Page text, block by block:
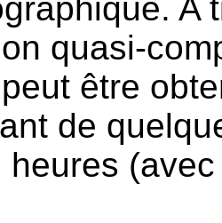
A
quasi-
être
de
(avec